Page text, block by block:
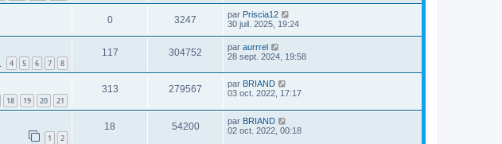
0 3247 par Priscia12
30 juil. 2025, 19:24
4 5 6 7 8
117 304752 par aurrrel
28 sept. 2024, 19:58
18 19 20 21
313 279567 par BRIAND
03 oct. 2022, 17:17
1 2
18 54200 par BRIAND
02 oct. 2022, 00:18